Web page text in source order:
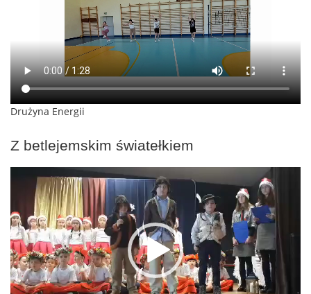
Drużyna Energii
Z betlejemskim światełkiem
Odtwarzacz